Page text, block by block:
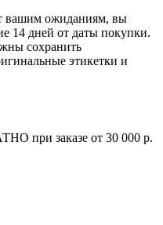
вашим ожиданиям, вы
14 дней от даты покупки.
сохранить
этикетки и
при заказе от 30 000 р.